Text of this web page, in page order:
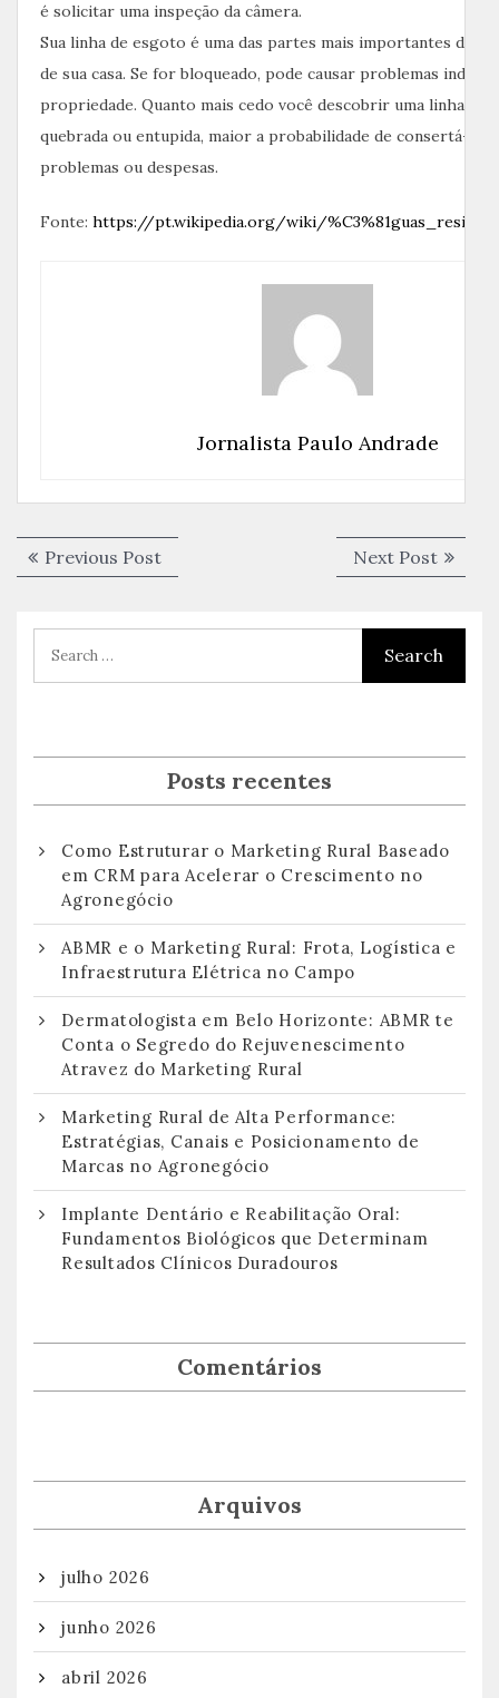
é solicitar uma inspeção da câmera.
Sua linha de esgoto é uma das partes mais importantes do
de sua casa. Se for bloqueado, pode causar problemas
propriedade. Quanto mais cedo você descobrir uma linha de
quebrada ou entupida, maior a probabilidade de consertá-la
problemas ou despesas.
Fonte: https://pt.wikipedia.org/wiki/
Jornalista Paulo Andrade
Navegação
de
Post
Previous PostPrevious
post:
Next PostNext
post:
Posts recentes
Como Estruturar o Marketing Rural Baseado
em CRM para Acelerar o Crescimento no
Agronegócio
ABMR e o Marketing Rural: Frota, Logística e
Infraestrutura Elétrica no Campo
Dermatologista em Belo Horizonte: ABMR te
Conta o Segredo do Rejuvenescimento
Atravez do Marketing Rural
Marketing Rural de Alta Performance:
Estratégias, Canais e Posicionamento de
Marcas no Agronegócio
Implante Dentário e Reabilitação Oral:
Fundamentos Biológicos que Determinam
Resultados Clínicos Duradouros
Comentários
Arquivos
julho 2026
junho 2026
abril 2026